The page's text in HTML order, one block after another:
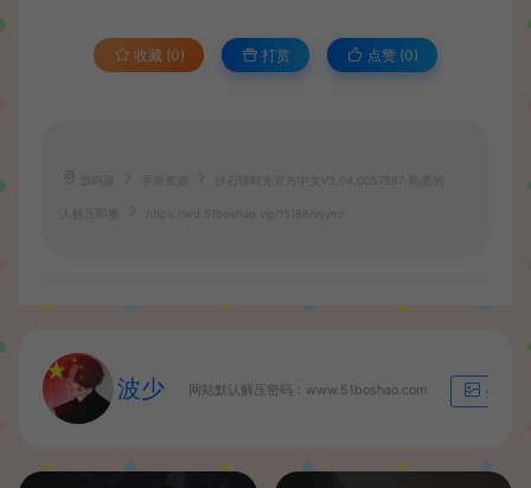
收藏 (0) 打赏 点赞 (0)
手游资源 沙石镇时光官方中文V3.04.0057587-熟悉的
人解压即撸 https://wd.51boshao.vip/15186/syym/
波少 网站默认解压密码：www.51boshao.com 生成海